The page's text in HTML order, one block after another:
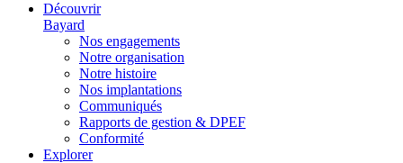
Découvrir
Bayard
Nos engagements
Notre organisation
Notre histoire
Nos implantations
Communiqués
Rapports de gestion & DPEF
Conformité
Explorer